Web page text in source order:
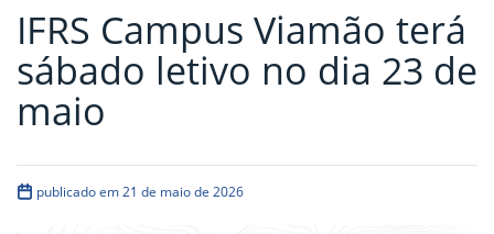
IFRS Campus Viamão terá
sábado letivo no dia 23 de
maio
publicado em 21 de maio de 2026